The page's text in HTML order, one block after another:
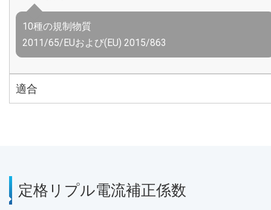
10種の規制物質
2011/65/EUおよび(EU) 2015/863
適合
定格リプル電流補正係数